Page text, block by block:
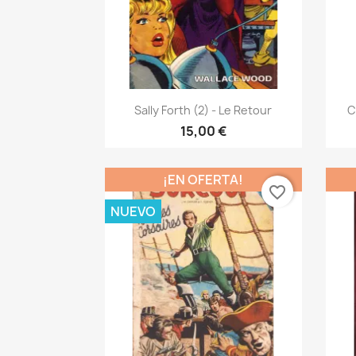
Vista rápida
Sally Forth (2) - Le Retour
15,00 €
¡EN OFERTA!
NUEVO
favorite_border